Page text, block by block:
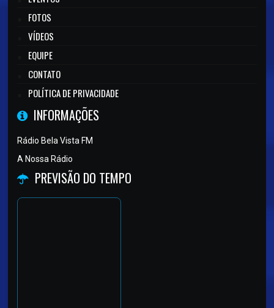
FOTOS
VÍDEOS
EQUIPE
CONTATO
POLÍTICA DE PRIVACIDADE
INFORMAÇÕES
Rádio Bela Vista FM
A Nossa Rádio
PREVISÃO DO TEMPO